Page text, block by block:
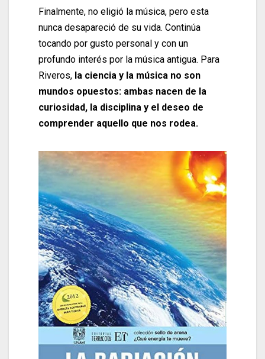
Finalmente, no eligió la música, pero esta
nunca desapareció de su vida. Continúa
tocando por gusto personal y con un
profundo interés por la música antigua. Para
Riveros, la ciencia y la música no son
mundos opuestos: ambas nacen de la
curiosidad, la disciplina y el deseo de
comprender aquello que nos rodea.